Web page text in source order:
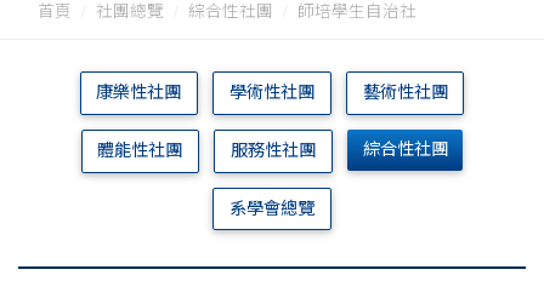
首頁 社團總覽 綜合性社團 師培學生自治社
康樂性社團 學術性社團 藝術性社團
體能性社團 服務性社團 綜合性社團
系學會總覽